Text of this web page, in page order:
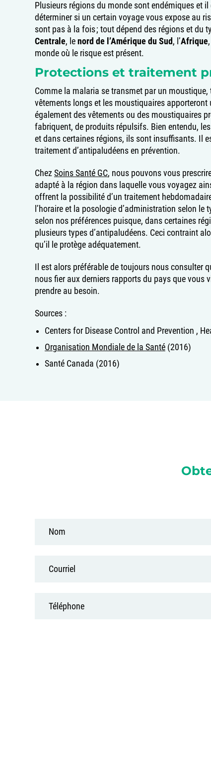
Plusieurs régions du monde sont endémiques et
déterminer si un certain voyage vous expose au
sont pas à la fois ; tout dépend des régions et du
Centrale, le nord de l’Amérique du Sud, l’Afrique
monde où le risque est présent.
Protections et traitement
Comme la malaria se transmet par un
vêtements longs et les moustiquaires
également des vêtements ou des moustiquaires
fabriquent, de produits répulsifs. Bien entendu,
et dans certaines régions, ils sont insuffisants. Il
traitement d’antipaludéens en prévention.
Chez Soins Santé GC, nous pouvons vous
adapté à la région dans laquelle vous voyagez
offrent la possibilité d’un traitement
l’horaire et la posologie d’administration selon
selon nos préférences puisque, dans certaines
plusieurs types d’antipaludéens. Ceci contraint
qu’il le protège adéquatement.
Il est alors préférable de toujours nous
nous fier aux derniers rapports du pays que vous
prendre au besoin.
Sources :
Centers for Disease Control and Prevention ,
Organisation Mondiale de la Santé (2016)
Santé Canada (2016)